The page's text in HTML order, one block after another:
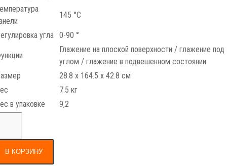
145 °С
угла 0-90 °
Глажение на плоской поверхности / глажение под
углом / глажение в подвешенном состоянии
28.8 х 164.5 х 42.8 см
7.5 кг
в упаковке
9,2
В КОРЗИНУ